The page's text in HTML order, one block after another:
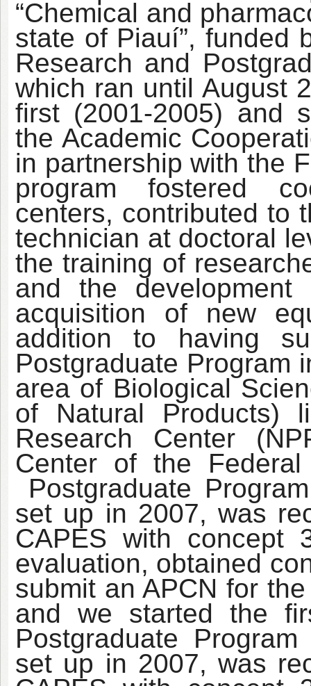
“Chemical and
state of Piauí”, funded
Research and
which ran until August
first (2001-2005) and
the Academic
in partnership with the
program fostered
centers, contributed to
technician at doctoral
the training of
and the
acquisition of new
addition to having
Postgraduate Program
area of Biological
of Natural Products)
Research Center
Center of the
Postgraduate
set up in 2007, was
CAPES with concept
evaluation, obtained
submit an APCN for
and we started the
Postgraduate
set up in 2007, was